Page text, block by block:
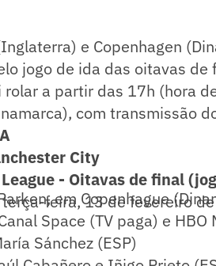
e Copenhagen
jogo de ida das oitavas de
rolar a partir das 17h (hora
com transmissão
City
- Oitavas de final
feira, 13 de fevereiro
em Copenhague
Space (TV paga) e
Sánchez (ESP)